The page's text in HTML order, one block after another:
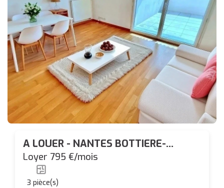
A LOUER - NANTES BOTTIERE-
CHENAIE -T3 RECENT de 55.65 m²
avec TERRASSE et PARKING
Loyer 795 €/mois
3 pièce(s)